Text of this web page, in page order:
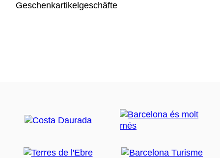
Geschenkartikelgeschäfte